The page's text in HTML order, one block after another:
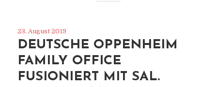
23. August 2019
DEUTSCHE OPPENHEIM
FAMILY OFFICE
FUSIONIERT MIT SAL.